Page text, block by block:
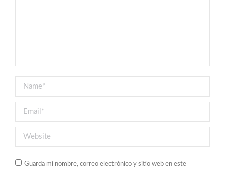
Name *
Email *
Website
Guarda mi nombre, correo electrónico y sitio web en este